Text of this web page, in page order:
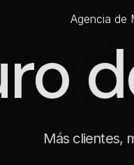
Agencia de
Más clientes,